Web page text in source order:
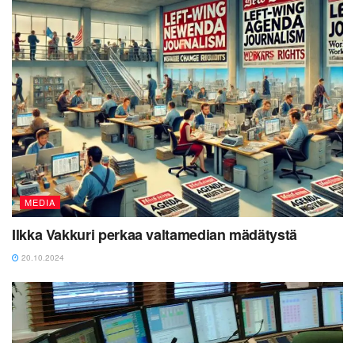
MEDIA
Ilkka Vakkuri perkaa valtamedian mädätystä
20.10.2024